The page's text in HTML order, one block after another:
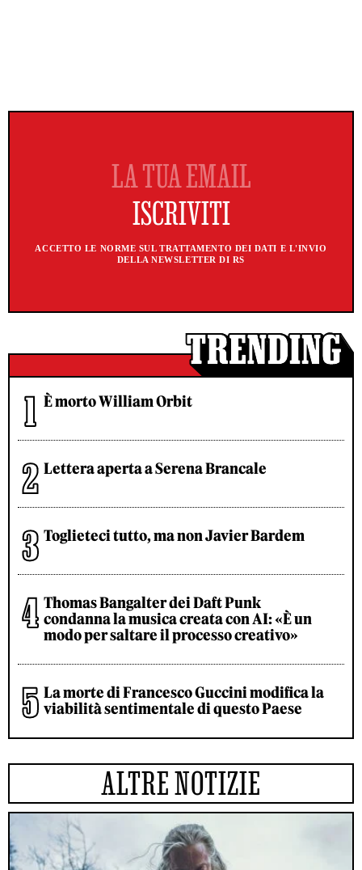
ACCETTO LE NORME SUL TRATTAMENTO DEI DATI E L'INVIO
DELLA NEWSLETTER DI RS
È morto William Orbit
Lettera aperta a Serena Brancale
Toglieteci tutto, ma non Javier Bardem
Thomas Bangalter dei Daft Punk
condanna la musica creata con AI: «È un
modo per saltare il processo creativo»
La morte di Francesco Guccini modifica la
viabilità sentimentale di questo Paese
ALTRE NOTIZIE